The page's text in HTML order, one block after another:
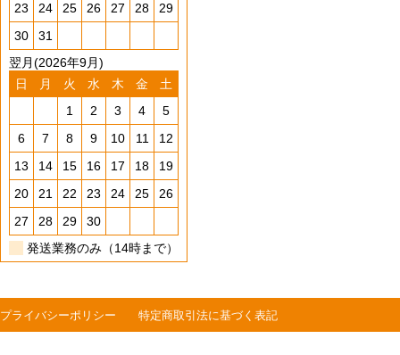
23
24 25 26 27 28
29
30
31
翌月(2026年9月)
日
月 火 水 木 金
土
1
2 3 4
5
6
7 8 9 10 11
12
13
14 15 16 17 18
19
20
21 22 23 24 25
26
27
28 29
30
発送業務のみ（14時まで）
プライバシーポリシー 特定商取引法に基づく表記